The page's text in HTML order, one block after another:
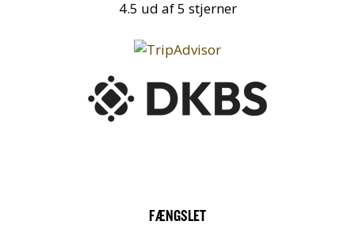
4.5 ud af 5 stjerner
FÆNGSLET